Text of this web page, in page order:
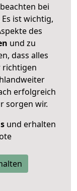
bei
ist wichtig,
des
und zu
dass alles
richtigen
erfolgreich
sorgen wir.
und erhalten